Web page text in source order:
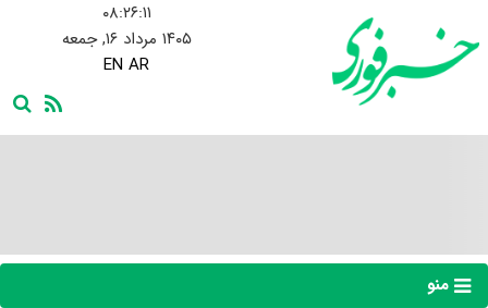
۰۸:۲۶:۱۲
۱۴۰۵ مرداد ۱۶, جمعه
EN AR
منو